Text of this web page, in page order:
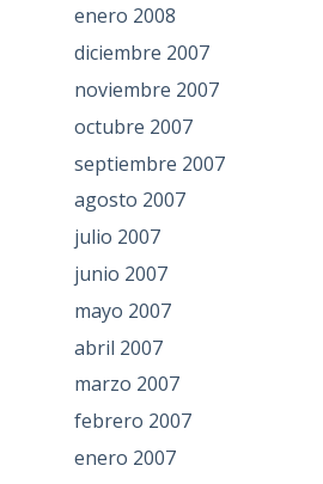
enero 2008
diciembre 2007
noviembre 2007
octubre 2007
septiembre 2007
agosto 2007
julio 2007
junio 2007
mayo 2007
abril 2007
marzo 2007
febrero 2007
enero 2007